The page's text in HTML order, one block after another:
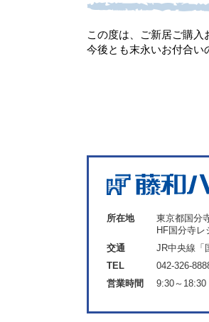
この度は、ご新居ご購入
今後とも末永いお付合い
所在地
東京都国分
HF国分寺レ
交通
JR中央線「
TEL
042-326-
営業時間
9:30～18:30